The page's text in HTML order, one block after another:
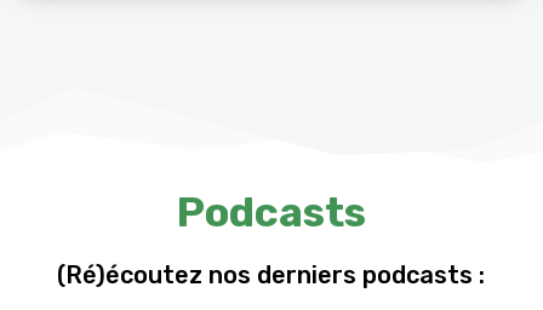
Podcasts
(Ré)écoutez nos derniers podcasts :